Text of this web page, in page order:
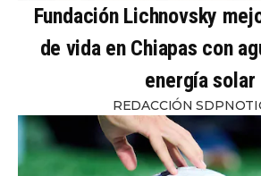
Fundación Lichnovsky
de vida en Chiapas con
energía solar
REDACCIÓN